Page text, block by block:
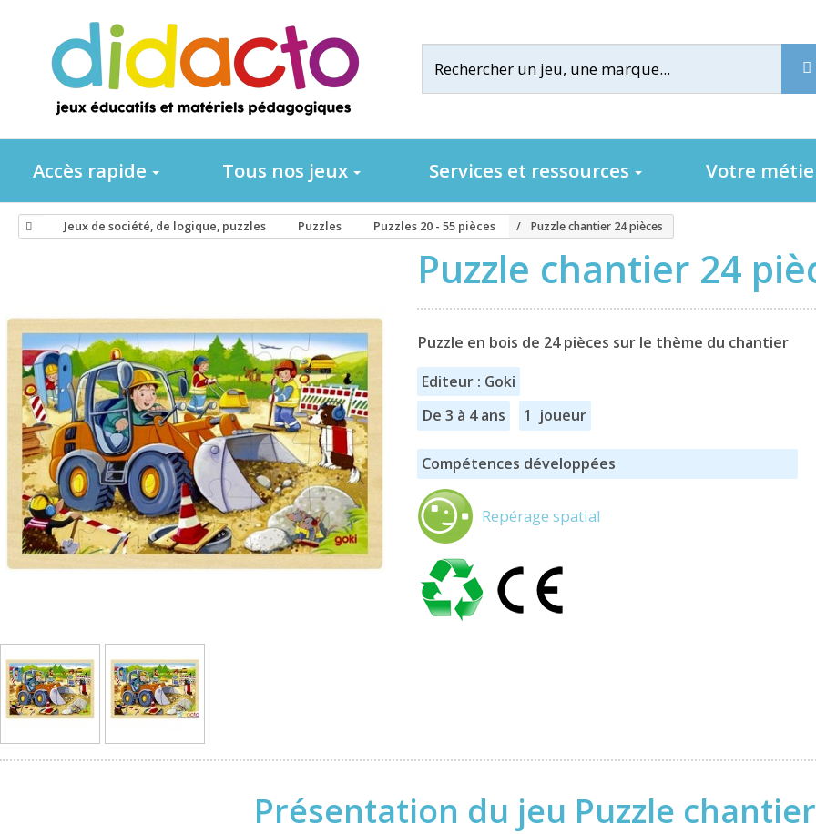
Accès rapide Tous nos jeux Services et ressources Votre
Jeux de société, de logique, puzzles Puzzles Puzzles 20 - 55 pièces Puzzle chantier 24 pièces
Puzzle chantier 24
Puzzle en bois de 24 pièces sur le thème du chantier
Editeur : Goki
De 3 à 4 ans
1 joueur
Compétences développées
Repérage spatial
Présentation du jeu Puzzle